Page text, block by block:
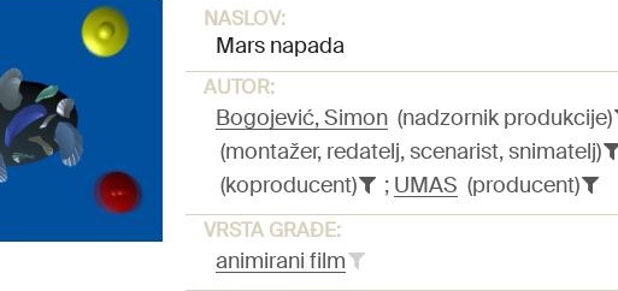
NASLOV:
Mars napada
AUTOR:
Bogojević, Simon(nadzornik produkcije)
(montažer, redatelj, scenarist, snimatelj)
(koproducent)
; UMAS (producent)
VRSTA GRAĐE:
animirani film